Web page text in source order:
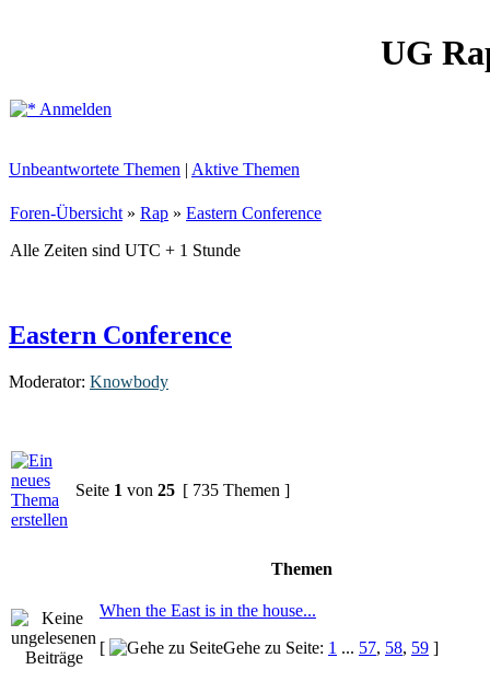
UG
Anmelden
Unbeantwortete Themen | Aktive Themen
Foren-Übersicht » Rap » Eastern Conference
Alle Zeiten sind UTC + 1 Stunde
Eastern Conference
Moderator: Knowbody
Seite 1 von 25 [ 735 Themen ]
Themen
When the East is in the house...
[
Gehe zu Seite: 1 ... 57, 58, 59 ]